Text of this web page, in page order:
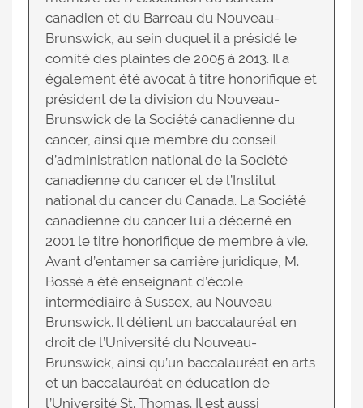
canadien et du Barreau du Nouveau-
Brunswick, au sein duquel il a présidé le
comité des plaintes de 2005 à 2013. Il a
également été avocat à titre honorifique et
président de la division du Nouveau-
Brunswick de la Société canadienne du
cancer, ainsi que membre du conseil
d’administration national de la Société
canadienne du cancer et de l’Institut
national du cancer du Canada. La Société
canadienne du cancer lui a décerné en
2001 le titre honorifique de membre à vie.
Avant d’entamer sa carrière juridique, M.
Bossé a été enseignant d’école
intermédiaire à Sussex, au Nouveau
Brunswick. Il détient un baccalauréat en
droit de l’Université du Nouveau-
Brunswick, ainsi qu’un baccalauréat en arts
et un baccalauréat en éducation de
l’Université St. Thomas. Il est aussi